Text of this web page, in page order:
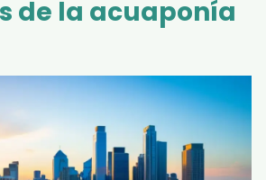
de la acuaponía